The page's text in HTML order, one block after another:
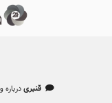
قنبری